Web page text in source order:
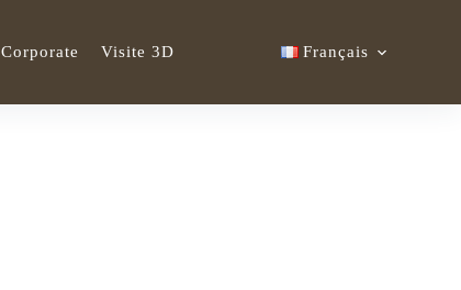
Corporate Visite 3D Français